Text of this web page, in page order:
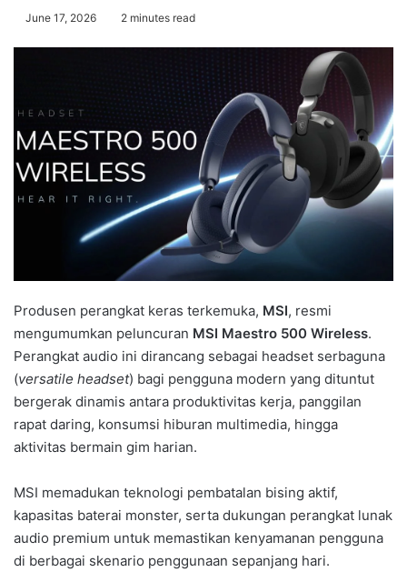
June 17, 2026 2 minutes read
Produsen perangkat keras terkemuka, MSI, resmi
mengumumkan peluncuran MSI Maestro 500 Wireless.
Perangkat audio ini dirancang sebagai headset serbaguna
(versatile headset) bagi pengguna modern yang dituntut
bergerak dinamis antara produktivitas kerja, panggilan
rapat daring, konsumsi hiburan multimedia, hingga
aktivitas bermain gim harian.
MSI memadukan teknologi pembatalan bising aktif,
kapasitas baterai monster, serta dukungan perangkat lunak
audio premium untuk memastikan kenyamanan pengguna
di berbagai skenario penggunaan sepanjang hari.